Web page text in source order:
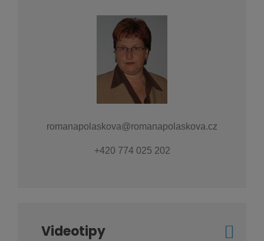
romanapolaskova@romanapolaskova.cz
+420 774 025 202
Videotipy